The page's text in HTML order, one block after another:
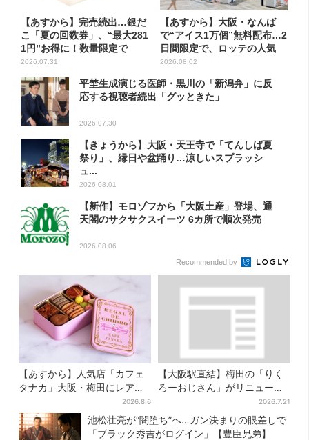
【あすから】完売続出…銀だ
こ「夏の回数券」、“最大281
1円”お得に！数量限定で
2026.07.31
【あすから】大阪・なんば
で“アイス1万個”無料配布…2
日間限定で、ロッテの人気
商...
2026.08.02
平埜生成演じる医師・黒川の「新潟弁」に反
応する視聴者続出「グッときた」
2026.07.30
【きょうから】大阪・天王寺で「てんしば夏
祭り」、縁日や盆踊り…涼しいスプラッシ
ュ...
2026.08.01
【新作】モロゾフから「大阪土産」登場、通
天閣のサクサクスイーツ 6カ所で順次発売
2026.08.06
Recommended by
【あすから】人気店「カフェ
タナカ」大阪・梅田にレア商
品集結…本店人気パン＆限定
クッキー缶も！ 7日間の夏イ
ベント
2026.8.6
【大阪駅直結】梅田の「りく
ろーおじさん」がリニューア
ル！チーズケーキ以外も充
実…並ばず買える「ロッカ
ー」も設置
2026.7.21
池松壮亮が“闇堕ち”へ…ガン決まりの眼差しで
「ブラック秀吉がログイン」【豊臣兄弟】